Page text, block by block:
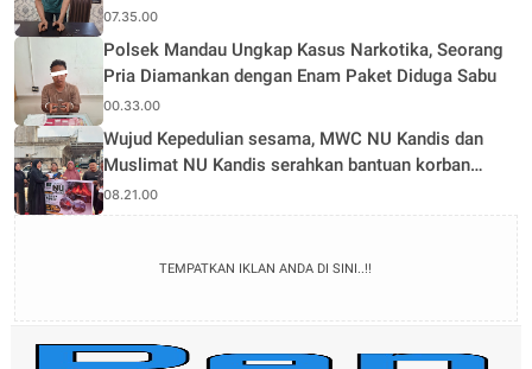
07.35.00
Polsek Mandau Ungkap Kasus Narkotika, Seorang
Pria Diamankan dengan Enam Paket Diduga Sabu
00.33.00
Wujud Kepedulian sesama, MWC NU Kandis dan
Muslimat NU Kandis serahkan bantuan korban
musibah kebakaran
08.21.00
TEMPATKAN IKLAN ANDA DI SINI..!!